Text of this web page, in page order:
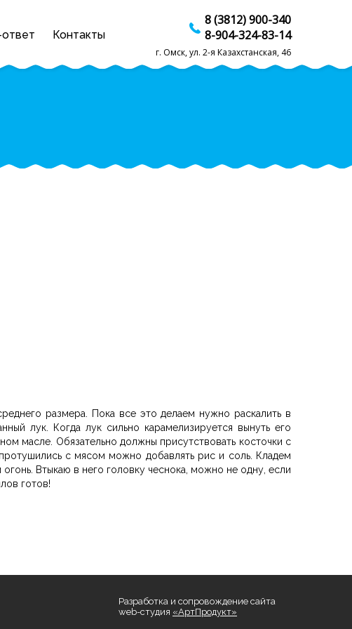
Контакты
8 (3812) 900-340
8-904-324-83-14
г. Омск, ул. 2-я Казахстанская, 46
размера. Пока все это делаем нужно раскалить в
лук. Когда лук сильно карамелизируется вынуть его
масле. Обязательно должны присутствовать косточки с
с мясом можно добавлять рис и соль. Кладем
Втыкаю в него головку чеснока, можно не одну, если
готов!
Разработка и сопровождение сайта
web-студия «АртПродукт»